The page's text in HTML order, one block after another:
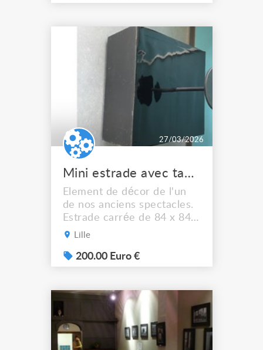
La Riche (37) à proximité
Profondeur : 5.32m
Possibilité de les installer
en bifrontal également (2x4
27/03/2026
Mini estrade avec tabouret
Element de décor de l'un
de nos anciens spectacles.
Estrade carrée de 84 x 84
cm de côté 45 cm de
hauteur de tabouret Le
tabouret pivote et il est
transport. Le socle n'est
pas démontable. Le socle
est recouvert d'un tapis de
dans brillant. A retirer sur
Lille. ...
Lille
200.00 Euro €